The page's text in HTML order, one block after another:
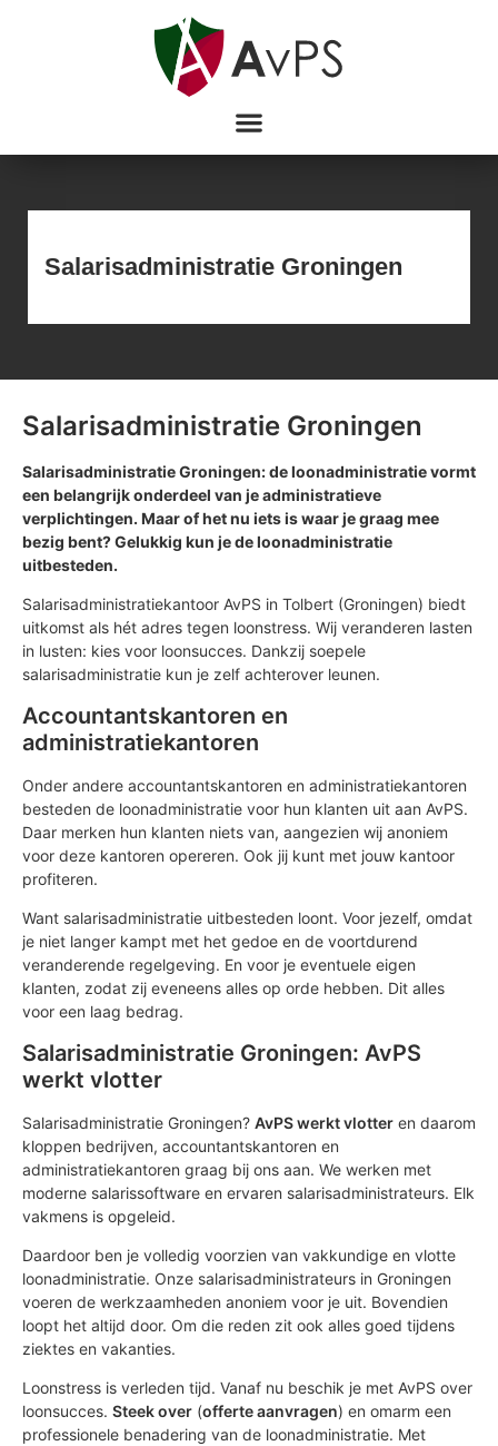
Salarisadministratie Groningen
Salarisadministratie Groningen
SalarisadministratieGroningen: de loonadministratie vormt
een belangrijk onderdeel van je administratieve
verplichtingen. Maar of het nu iets is waar je graag mee
bezig bent? Gelukkig kun je de loonadministratie
uitbesteden.
Salarisadministratiekantoor AvPS in Tolbert (Groningen) biedt
uitkomst als hét adres tegen loonstress. Wij veranderen lasten
in lusten: kies voor loonsucces. Dankzij soepele
salarisadministratie kun je zelf achterover leunen.
Accountantskantoren en
administratiekantoren
Onder andere accountantskantoren en administratiekantoren
besteden de loonadministratie voor hun klanten uit aan AvPS.
Daar merken hun klanten niets van, aangezien wij anoniem
voor deze kantoren opereren. Ook jij kunt met jouw kantoor
profiteren.
Want salarisadministratie uitbesteden loont. Voor jezelf, omdat
je niet langer kampt met het gedoe en de voortdurend
veranderende regelgeving. En voor je eventuele eigen
klanten, zodat zij eveneens alles op orde hebben. Dit alles
voor een laag bedrag.
Salarisadministratie Groningen: AvPS
werkt vlotter
Salarisadministratie Groningen? AvPS werkt vlotter en daarom
kloppen bedrijven, accountantskantoren en
administratiekantoren graag bij ons aan. We werken met
moderne salarissoftware en ervaren salarisadministrateurs. Elk
vakmens is opgeleid.
Daardoor ben je volledig voorzien van vakkundige en vlotte
loonadministratie. Onze salarisadministrateurs in Groningen
voeren de werkzaamheden anoniem voor je uit. Bovendien
loopt het altijd door. Om die reden zit ook alles goed tijdens
ziektes en vakanties.
Loonstress is verleden tijd. Vanaf nu beschik je met AvPS over
loonsucces. Steek over (offerte aanvragen) en omarm een
professionele benadering van de loonadministratie. Met